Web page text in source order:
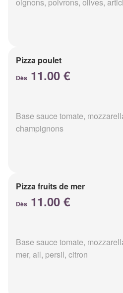
oignons, poivrons, olives,
Pizza poulet
Dès 11.00 €
Base sauce tomate,
champignons
Pizza fruits de mer
Dès 11.00 €
Base sauce tomate,
mer, ail, persil, citron